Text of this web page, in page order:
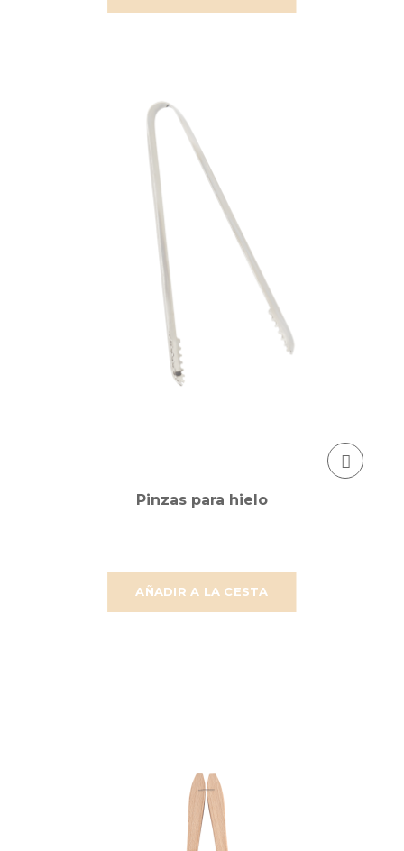
AÑADIR A LA CESTA
Pinzas para hielo